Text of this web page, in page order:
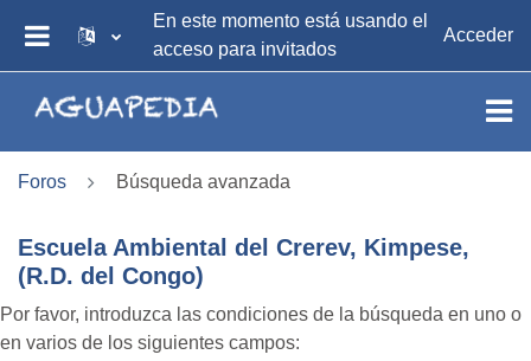
Salta al contenido principal
PANEL LATERAL
En este momento está usando el
acceso para invitados
Acceder
Foros Búsqueda avanzada
Escuela Ambiental del Crerev, Kimpese,
(R.D. del Congo)
Por favor, introduzca las condiciones de la búsqueda en uno o
en varios de los siguientes campos: